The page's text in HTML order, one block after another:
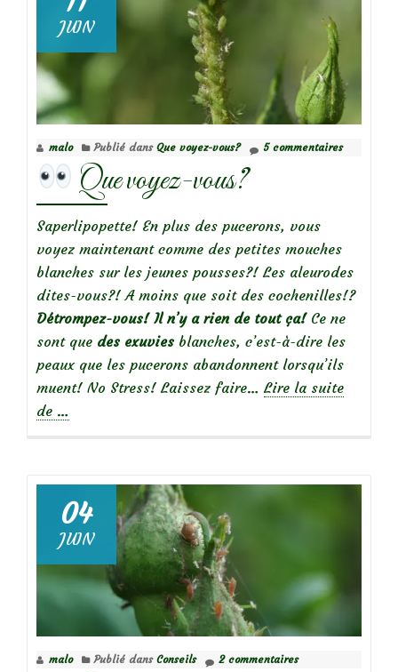
JUIN
malo Publié dans Que voyez-vous? 5 commentaires
Que voyez-vous?
Saperlipopette! En plus des pucerons, vous
voyez maintenant comme des petites mouches
blanches sur les jeunes pousses?! Les aleurodes
dites-vous?! A moins que soit des cochenilles!?
Détrompez-vous! Il n’y a rien de tout ça!Ce ne
sont que des exuvies blanches, c’est-à-dire les
peaux que les pucerons abandonnent lorsqu’ils
muent! No Stress! Laissez faire… Lire la suite
de à
Que
voyez-
vous?
…
04
JUIN
malo Publié dans Conseils 2 commentaires